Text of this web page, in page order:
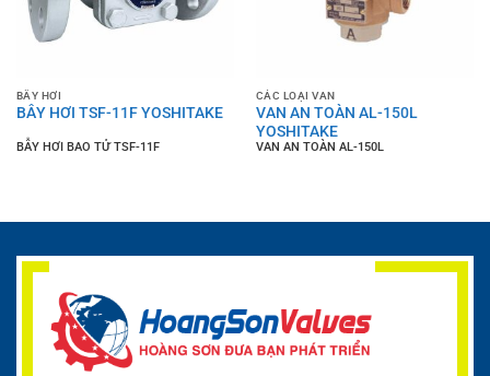
BẪY HƠI
BẪY HƠI TSF-11F YOSHITAKE
BẪY HƠI BAO TỬ TSF-11F
CÁC LOẠI VAN
VAN AN TOÀN AL-150L
YOSHITAKE
VAN AN TOÀN AL-150L